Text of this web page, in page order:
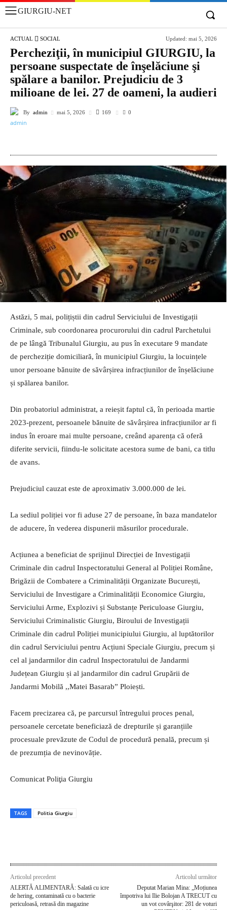
GIURGIU-NET
ACTUAL SOCIAL Updated: mai 5, 2026
Percheziţii, în municipiul GIURGIU, la
persoane suspectate de înşelăciune şi
spălare a banilor. Prejudiciu de 3
milioane de lei. 27 de oameni, la audieri
By admin mai 5, 2026 169 0
Astăzi, 5 mai, polițiștii din cadrul Serviciului de Investigații
Criminale, sub coordonarea procurorului din cadrul Parchetului
de pe lângă Tribunalul Giurgiu, au pus în executare 9 mandate
de percheziție domiciliară, în municipiul Giurgiu, la locuințele
unor persoane bănuite de săvârșirea infracțiunilor de înșelăciune
și spălarea banilor.
Din probatoriul administrat, a reieșit faptul că, în perioada martie
2023-prezent, persoanele bănuite de săvârșirea infracțiunilor ar fi
indus în eroare mai multe persoane, creând aparența că oferă
diferite servicii, fiindu-le solicitate acestora sume de bani, ca titlu
de avans.
Prejudiciul cauzat este de aproximativ 3.000.000 de lei.
La sediul poliției vor fi aduse 27 de persoane, în baza mandatelor
de aducere, în vederea dispunerii măsurilor procedurale.
Acțiunea a beneficiat de sprijinul Direcției de Investigații
Criminale din cadrul Inspectoratului General al Poliției Române,
Brigăzii de Combatere a Criminalității Organizate București,
Serviciului de Investigare a Criminalității Economice Giurgiu,
Serviciului Arme, Explozivi și Substanțe Periculoase Giurgiu,
Serviciului Criminalistic Giurgiu, Biroului de Investigații
Criminale din cadrul Poliției municipiului Giurgiu, al luptătorilor
din cadrul Serviciului pentru Acțiuni Speciale Giurgiu, precum și
cel al jandarmilor din cadrul Inspectoratului de Jandarmi
Județean Giurgiu și al jandarmilor din cadrul Grupării de
Jandarmi Mobilă ,,Matei Basarab” Ploiești.
Facem precizarea că, pe parcursul întregului proces penal,
persoanele cercetate beneficiază de drepturile și garanțiile
procesuale prevăzute de Codul de procedură penală, precum și
de prezumția de nevinovăție.
Comunicat Poliţia Giurgiu
TAGS Politia Giurgiu
Articolul precedent
ALERTĂ ALIMENTARĂ: Salată cu icre
de hering, contaminată cu o bacterie
periculoasă, retrasă din magazine
Articolul următor
Deputat Marian Mina: „Moțiunea
împotriva lui Ilie Bolojan A TRECUT cu
un vot covârşitor: 281 de voturi